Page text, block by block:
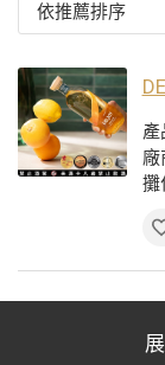
依推薦排序
產
廠
攤